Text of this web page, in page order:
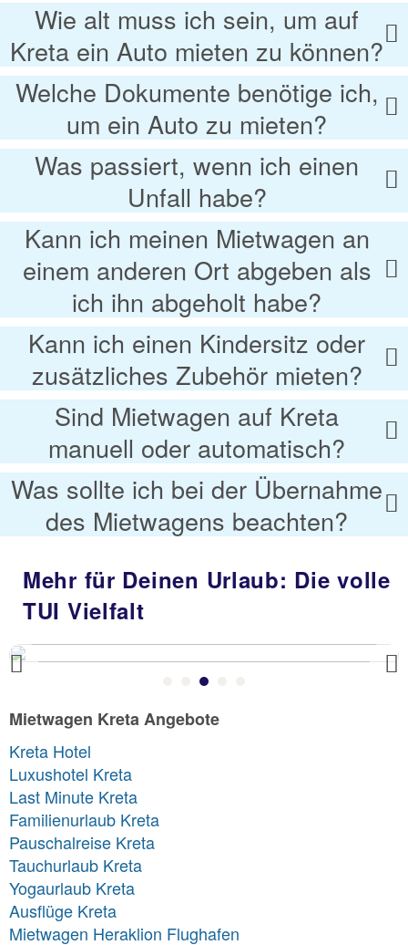
Wie alt muss ich sein, um auf
Kreta ein Auto mieten zu können?
Welche Dokumente benötige ich,
um ein Auto zu mieten?
Was passiert, wenn ich einen
Unfall habe?
Kann ich meinen Mietwagen an
einem anderen Ort abgeben als
ich ihn abgeholt habe?
Kann ich einen Kindersitz oder
zusätzliches Zubehör mieten?
Sind Mietwagen auf Kreta
manuell oder automatisch?
Was sollte ich bei der Übernahme
des Mietwagens beachten?
Mehr für Deinen Urlaub: Die volle
TUI Vielfalt
Previous
Mietwagen Kreta Angebote
Kreta Hotel
Luxushotel Kreta
Last Minute Kreta
Familienurlaub Kreta
Pauschalreise Kreta
Tauchurlaub Kreta
Yogaurlaub Kreta
Ausflüge Kreta
Mietwagen Heraklion Flughafen